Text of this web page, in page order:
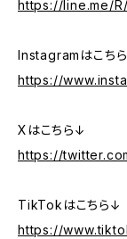
https://line.me/
Instagramはこち
https://
Xはこちら↓
https://
TikTokはこちら↓
https://